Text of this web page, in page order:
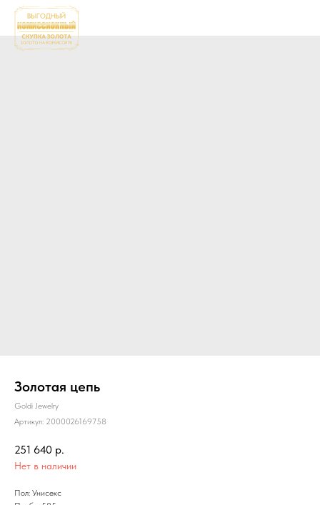
Золотая цепь
Goldi Jewelry
Артикул: 2000026169758
251 640 р.
Нет в наличии
Пол: Унисекс